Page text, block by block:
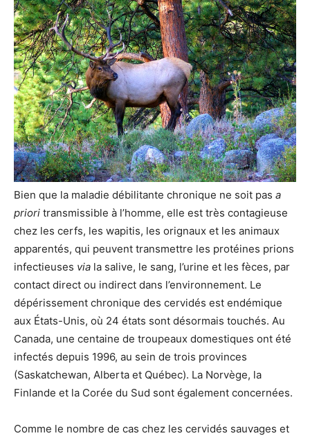
Bien que la maladie débilitante chronique ne soit pas a
priori transmissible à l’homme, elle est très contagieuse
chez les cerfs, les wapitis, les orignaux et les animaux
apparentés, qui peuvent transmettre les protéines prions
infectieuses via la salive, le sang, l’urine et les fèces, par
contact direct ou indirect dans l’environnement. Le
dépérissement chronique des cervidés est endémique
aux États-Unis, où 24 états sont désormais touchés. Au
Canada, une centaine de troupeaux domestiques ont été
infectés depuis 1996, au sein de trois provinces
(Saskatchewan, Alberta et Québec). La Norvège, la
Finlande et la Corée du Sud sont également concernées.
Comme le nombre de cas chez les cervidés sauvages et